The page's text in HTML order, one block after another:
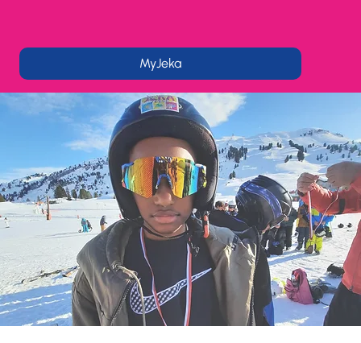
MyJeka